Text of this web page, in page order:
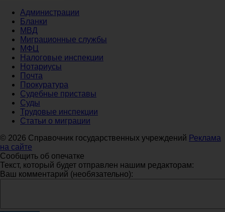
Администрации
Бланки
МВД
Миграционные службы
МФЦ
Налоговые инспекции
Нотариусы
Почта
Прокуратура
Судебные приставы
Суды
Трудовые инспекции
Статьи о миграции
© 2026 Справочник государственных учреждений Реклама
на сайте
Сообщить об опечатке
Текст, который будет отправлен нашим редакторам:
Ваш комментарий (необязательно):